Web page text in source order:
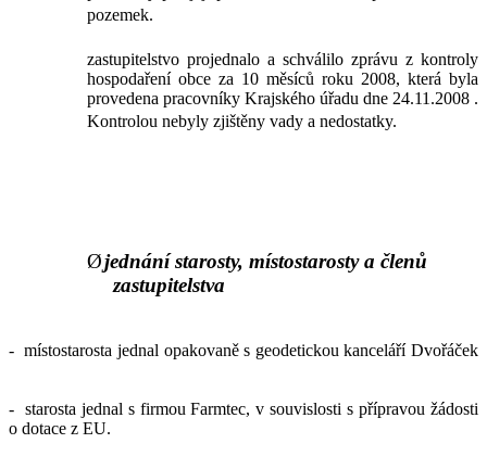
pozemek.
zastupitelstvo projednalo a schválilo zprávu z kontroly
hospodaření obce za 10 měsíců roku 2008, která byla
provedena pracovníky Krajského úřadu dne 24.11.2008 .
Kontrolou nebyly zjištěny vady a nedostatky.
Øjednání starosty, místostarosty a členů
zastupitelstva
- místostarosta jednal opakovaně s geodetickou kanceláří Dvořáček
- starosta jednal s firmou Farmtec, v souvislosti s přípravou žádosti
o dotace z EU.